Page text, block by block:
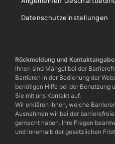
Datenschutzeinstellungen
Rückmeldung und
Ihnen sind Mängel bei der
Barrieren in der Bedienung der
benötigen Hilfe bei der Benutzung
Sie mit uns Kontakt auf.
Wir erklären Ihnen, welche
Ausnahmen wir bei der
gemacht haben. Ihre Fragen
und innerhalb der gesetzlichen